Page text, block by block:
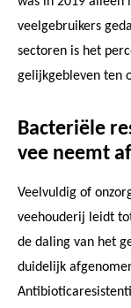
veelgebruikers
sectoren is het
gelijkgebleven ten
Bacteriële
vee neemt af
Veelvuldig of
veehouderij leidt
de daling van het
duidelijk